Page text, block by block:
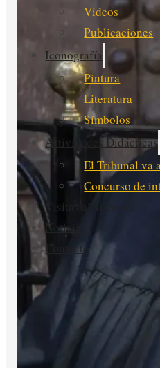
Videos
Publicaciones
Iconografía
Pintura
Literatura
Símbolos
Actividades Didácticas
El Tribunal va
Concurso de
Visitas al Tribunal
Noticias
Contacto